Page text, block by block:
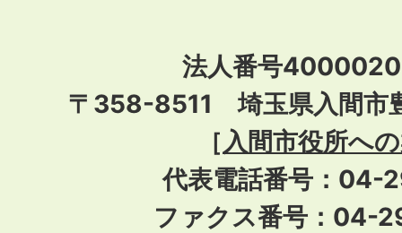
法人番号
〒358-8511 埼玉県入間市
［ 入間市役所へ
代表電話番号：04-
ファクス番号：04-